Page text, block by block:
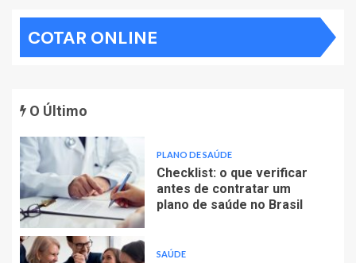
de
posts
COTAR ONLINE
O Último
PLANO DE SAÚDE
Checklist: o que verificar
antes de contratar um
plano de saúde no Brasil
SAÚDE